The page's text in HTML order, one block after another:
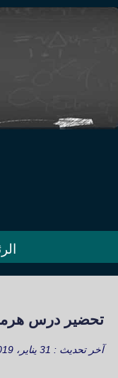
تحضير درس
آخر تحديث : 31 يناير، 2019